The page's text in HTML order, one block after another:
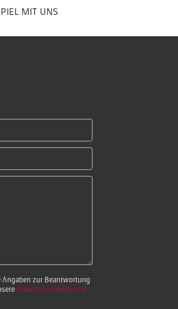
MIT UNS
Angaben zur Beantwortung
Datenschutzerklärung